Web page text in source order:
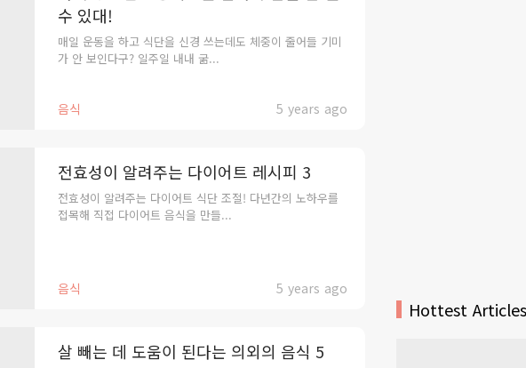
음식 5 years ago
수 있대!
매일 운동을 하고 식단을 신경 쓰는데도 체중이 줄어들 기미
가 안 보인다구? 일주일 내내 굶...
음식 5 years ago
전효성이 알려주는 다이어트 레시피 3
전효성이 알려주는 다이어트 식단 조절! 다년간의 노하우를
접목해 직접 다이어트 음식을 만들...
살 빼는 데 도움이 된다는 의외의 음식 5
Hottest Articles